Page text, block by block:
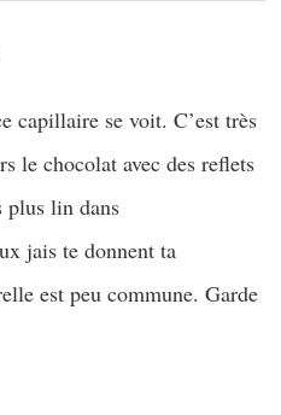
capillaire se voit. C’est très
le chocolat avec des reflets
plus lin dans
jais te donnent ta
est peu commune. Garde